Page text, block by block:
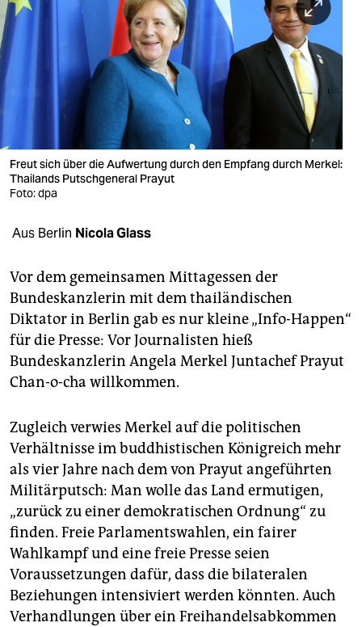
berlin
nord
wahrheit
verlag
veranstaltungen
unterstützen
abo
genossenschaft
epaper login
Freut sich über die Aufwertung durch den Empfang durch Merkel:
Thailands Putschgeneral Prayut
Foto: dpa
Aus Berlin Nicola Glass
Vor dem gemeinsamen Mittagessen der
Bundeskanzlerin mit dem thailändischen
Diktator in Berlin gab es nur kleine „Info-Happen“
für die Presse: Vor Journalisten hieß
Bundeskanzlerin Angela Merkel Juntachef Prayut
Chan-o-cha willkommen.
Zugleich verwies Merkel auf die politischen
Verhältnisse im buddhistischen Königreich mehr
als vier Jahre nach dem von Prayut angeführten
Militärputsch: Man wolle das Land ermutigen,
„zurück zu einer demokratischen Ordnung“ zu
finden. Freie Parlamentswahlen, ein fairer
Wahlkampf und eine freie Presse seien
Voraussetzungen dafür, dass die bilateralen
Beziehungen intensiviert werden könnten. Auch
Verhandlungen über ein Freihandelsabkommen